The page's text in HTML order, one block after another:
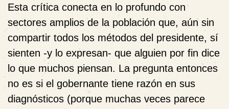
Esta crítica conecta en lo profundo con
sectores amplios de la población que, aún sin
compartir todos los métodos del presidente, sí
sienten -y lo expresan- que alguien por fin dice
lo que muchos piensan. La pregunta entonces
no es si el gobernante tiene razón en sus
diagnósticos (porque muchas veces parece